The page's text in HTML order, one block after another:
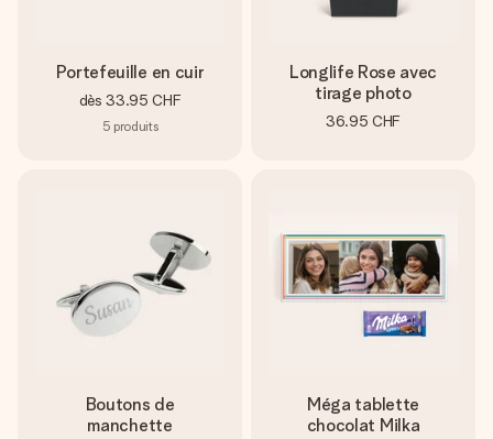
Portefeuille en cuir
dès 33.95 CHF
5 produits
Longlife Rose avec
tirage photo
36.95 CHF
Boutons de
manchette
Méga tablette
chocolat Milka